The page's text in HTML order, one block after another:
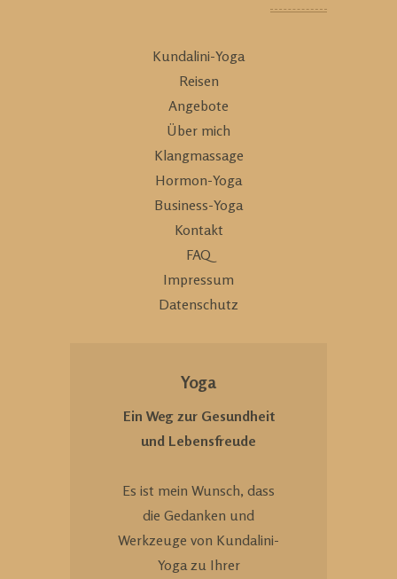
Kundalini-Yoga
Reisen
Angebote
Über mich
Klangmassage
Hormon-Yoga
Business-Yoga
Kontakt
FAQ
Impressum
Datenschutz
Yoga
Ein Weg zur Gesundheit
und Lebensfreude
Es ist mein Wunsch, dass
die Gedanken und
Werkzeuge von Kundalini-
Yoga zu Ihrer